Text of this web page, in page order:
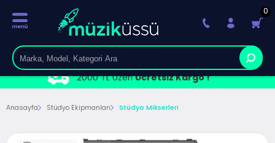
2000 TL ÜzeriÜcretsiz Kargo !
0
Anasayfa Stüdyo Ekipmanları Stüdyo Mikserleri